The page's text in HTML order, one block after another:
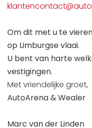
Om dit met u te
op Limburgse vlaai.
U bent van harte
vestigingen.
Met vriendelijke groet,
AutoArena & Wealer
Marc van der Linden